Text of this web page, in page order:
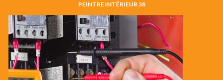
PEINTRE INTÉRIEUR 38